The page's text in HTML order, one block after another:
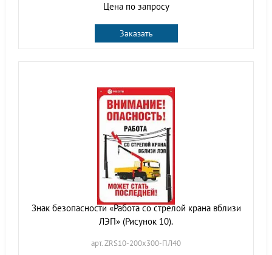
Цена по запросу
Заказать
Знак безопасности «Работа со стрелой крана вблизи
ЛЭП» (Рисунок 10).
арт. ZRS10-200х300-ПЛ40